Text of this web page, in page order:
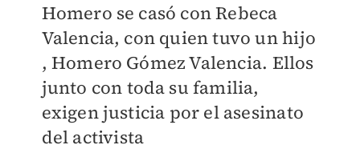
Homero se casó con Rebeca
Valencia, con quien tuvo un hijo
, Homero Gómez Valencia. Ellos
junto con toda su familia,
exigen justicia por el asesinato
del activista